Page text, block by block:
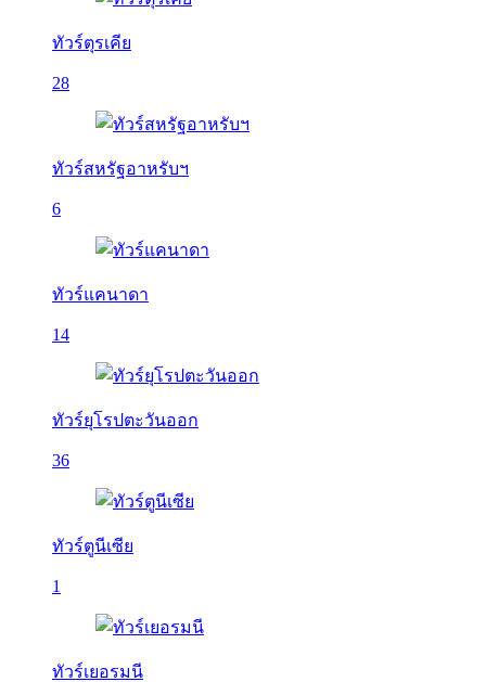
ทัวร์ตุรเคีย
28
ทัวร์สหรัฐอาหรับฯ
6
ทัวร์แคนาดา
14
ทัวร์ยุโรปตะวันออก
36
ทัวร์ตูนีเซีย
1
ทัวร์เยอรมนี